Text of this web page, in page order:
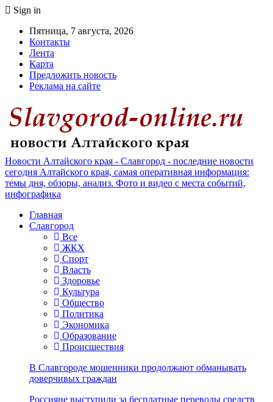
Sign in
Пятница, 7 августа, 2026
Контакты
Лента
Карта
Предложить новость
Реклама на сайте
Новости Алтайского края - Славгород - последние новости
сегодня Алтайского края, самая оперативная информация:
темы дня, обзоры, анализ. Фото и видео с места событий,
инфографика
Главная
Славгород
Все
ЖКХ
Спорт
Власть
Здоровье
Культура
Общество
Политика
Экономика
Образование
Происшествия
В Славгороде мошенники продолжают обманывать
доверчивых граждан
Россияне выступили за бесплатные переводы средств